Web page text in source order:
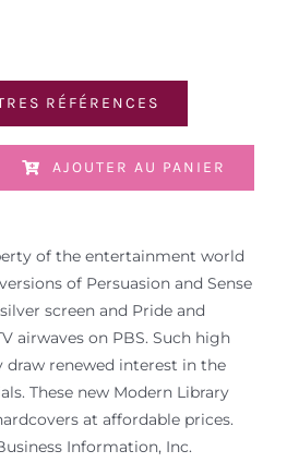
RÉFÉRENCES
AJOUTER AU PANIER
of the entertainment world
of Persuasion and Sense
screen and Pride and
airwaves on PBS. Such high
renewed interest in the
These new Modern Library
at affordable prices.
Information, Inc.